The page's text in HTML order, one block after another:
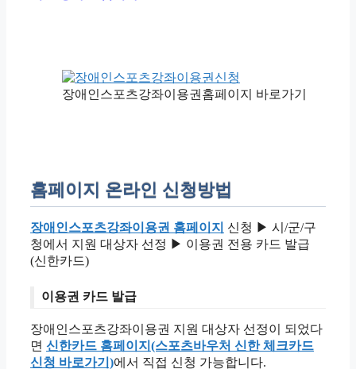
장애인스포츠강좌이용권홈페이지 바로가기
홈페이지 온라인 신청방법
장애인스포츠강좌이용권 홈페이지 신청 ▶ 시/군/구
청에서 지원 대상자 선정 ▶ 이용권 전용 카드 발급
(신한카드)
이용권 카드 발급
장애인스포츠강좌이용권 지원 대상자 선정이 되었다
면 신한카드 홈페이지(스포츠바우처 신한 체크카드
신청 바로가기)에서 직접 신청 가능합니다.